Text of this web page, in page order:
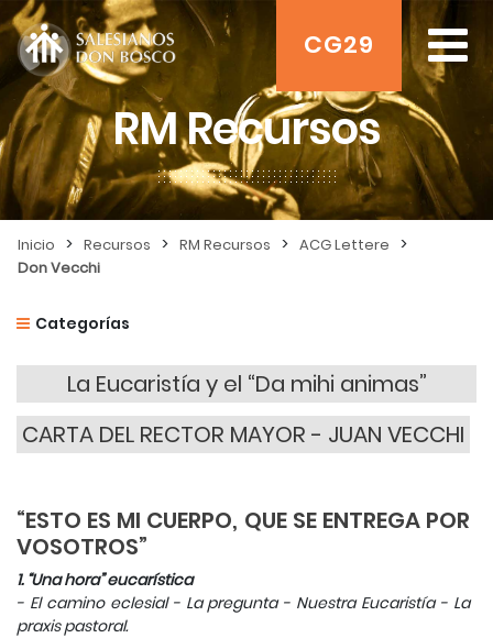
CG29
RM Recursos
Inicio > Recursos > RM Recursos > ACG Lettere >
Don Vecchi
Categorías
La Eucaristía y el “Da mihi animas”
CARTA DEL RECTOR MAYOR - JUAN VECCHI
“ESTO ES MI CUERPO, QUE SE ENTREGA POR
VOSOTROS”
1. “Una hora” eucarística
- El camino eclesial - La pregunta - Nuestra Eucaristía - La
praxis pastoral.